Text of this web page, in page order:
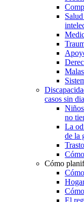
casos sin
no
La
de la
Cómo
El